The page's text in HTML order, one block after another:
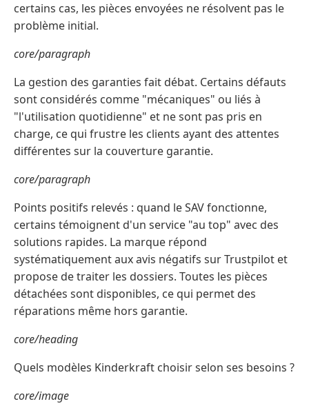
certains cas, les pièces envoyées ne résolvent pas le
problème initial.
core/paragraph
La gestion des garanties fait débat. Certains défauts
sont considérés comme "mécaniques" ou liés à
"l'utilisation quotidienne" et ne sont pas pris en
charge, ce qui frustre les clients ayant des attentes
différentes sur la couverture garantie.
core/paragraph
Points positifs relevés : quand le SAV fonctionne,
certains témoignent d'un service "au top" avec des
solutions rapides. La marque répond
systématiquement aux avis négatifs sur Trustpilot et
propose de traiter les dossiers. Toutes les pièces
détachées sont disponibles, ce qui permet des
réparations même hors garantie.
core/heading
Quels modèles Kinderkraft choisir selon ses besoins ?
core/image